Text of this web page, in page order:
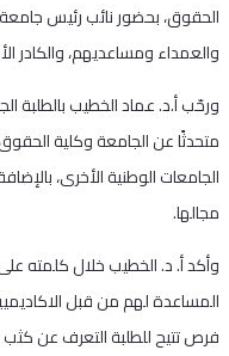
الحقوق، بحضور نائب رئيس
والعمداء ومساعديهم، والكادر
ورحّب أ.د. عماد الخطيب بالطلبة
متحدثًا عن الجامعة وكلية
الجامعات الوطنية الأخرى،
مجالها.
وأكد أ. د. الخطيب خلال كلمته
المساعدة لهم من قبل
فرص تتيح للطلبة التعرف عن كثب